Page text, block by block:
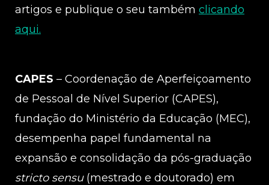
artigos e publique o seu também clicando
aqui.
CAPES – Coordenação de Aperfeiçoamento
de Pessoal de Nível Superior (CAPES),
fundação do Ministério da Educação (MEC),
desempenha papel fundamental na
expansão e consolidação da pós-graduação
stricto sensu(mestrado e doutorado) em